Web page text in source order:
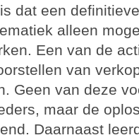
dat een
alleen
Een van de
van
Geen van deze
maar de
Daarnaast